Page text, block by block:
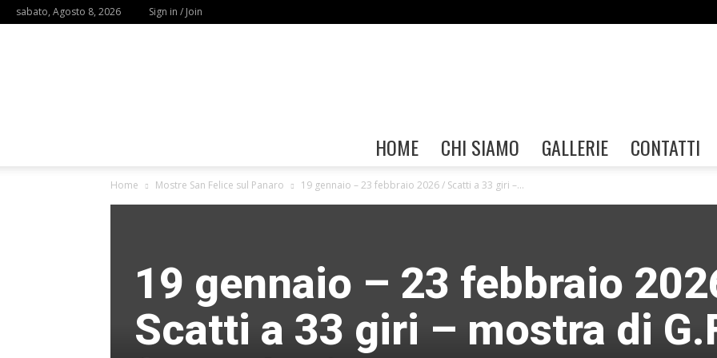
sabato, Agosto 8, 2026 Sign in / Join
HOME CHI SIAMO GALLERIE CONTATTI
Home Mostre San Felice sul Panaro 19 gennaio – 23 febbraio 2026 / Scatti a 33 giri –...
19 gennaio – 23 febbraio
Scatti a 33 giri – mostra di